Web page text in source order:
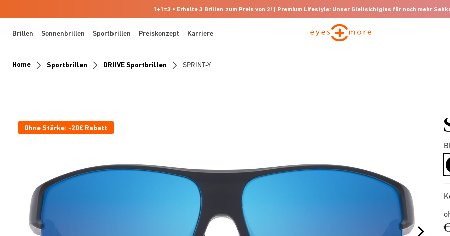
1+1=3 • Erhalte 3 Brillen zum Preis von 2! | Premium Lifestyle: Unser Gleitsichtglas für noch mehr
Brillen Sonnenbrillen Sportbrillen Preiskonzept Karriere
Home Sportbrillen DRIIVE Sportbrillen SPRINT-Y
Ohne Stärke: -20€ Rabatt